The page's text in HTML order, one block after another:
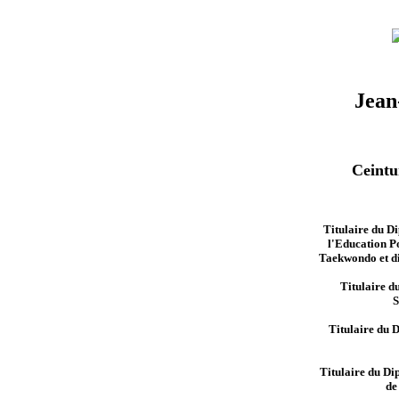
Titulaire du
l'Education
Taekwondo et
Titulaire
Titulaire du
Titulaire du